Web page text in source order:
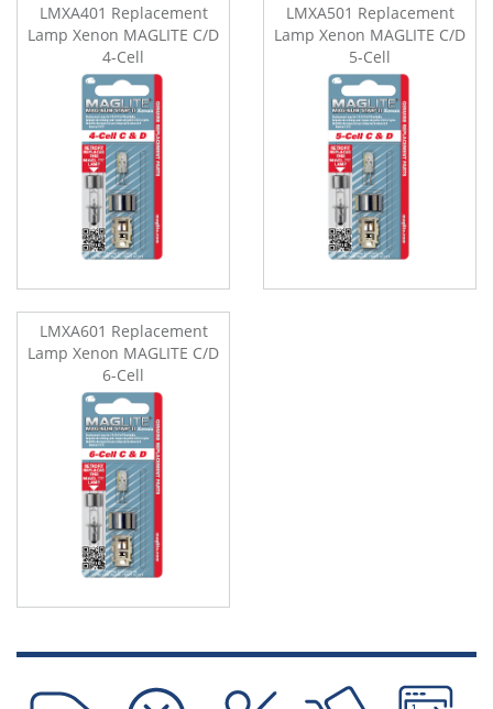
LMXA401 Replacement
Lamp Xenon MAGLITE C/D
4-Cell
LMXA501 Replacement
Lamp Xenon MAGLITE C/D
5-Cell
LMXA601 Replacement
Lamp Xenon MAGLITE C/D
6-Cell